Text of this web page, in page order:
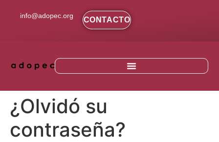
info@adopec.org CONTACTO
¿Olvidó su
contraseña?